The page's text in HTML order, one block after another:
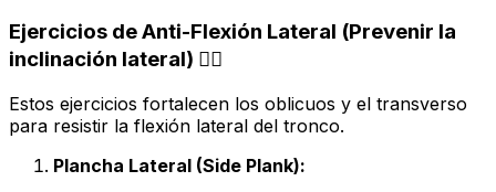
Ejercicios de Anti-Flexión Lateral (Prevenir la
inclinación lateral) 🤸‍♂️
Estos ejercicios fortalecen los oblicuos y el transverso
para resistir la flexión lateral del tronco.
Plancha Lateral (Side Plank):